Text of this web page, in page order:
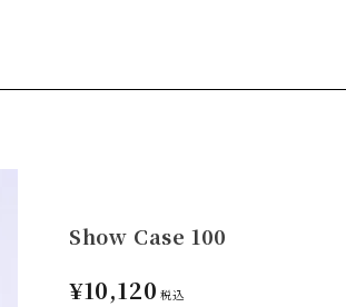
Show Case 100
¥10,120 税込